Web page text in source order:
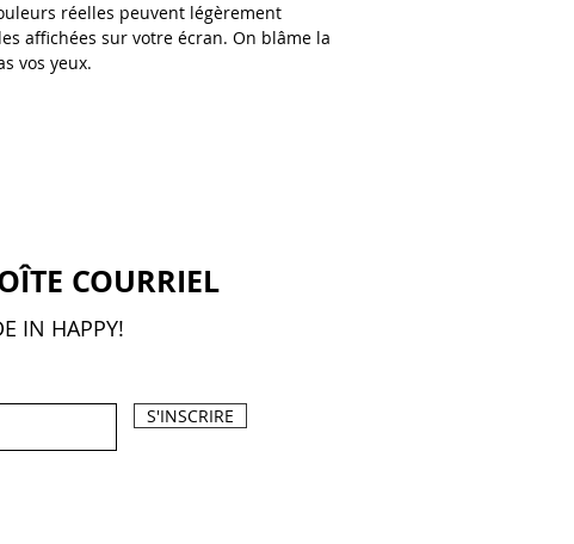
réelles peuvent légèrement
affichées sur votre écran. On blâme la
vos yeux.
COURRIEL
IN HAPPY!
S'INSCRIRE